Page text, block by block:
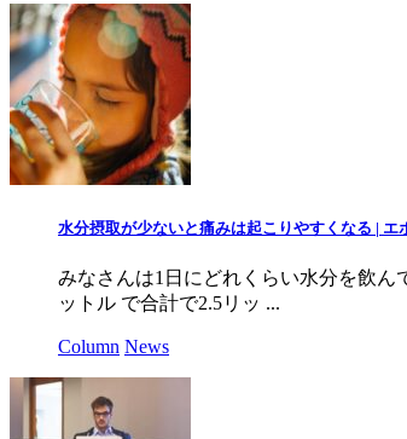
水分摂取が少ないと痛みは起こりやすくなる | エ
みなさんは1日にどれくらい水分を飲ん
ットル で合計で2.5リッ ...
Column News